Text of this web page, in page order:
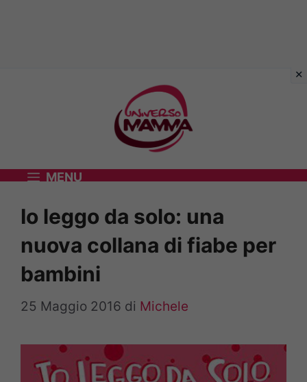
MENU
Io leggo da solo: una
nuova collana di fiabe per
bambini
25 Maggio 2016 di Michele